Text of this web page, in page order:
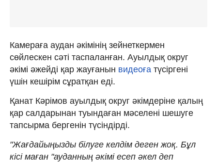
Камераға аудан әкімінің зейнеткермен
сөйлескен сәті таспаланған. Ауылдық округ
әкімі әжейді қар жауғанын видеоға түсіргені
үшін кешірім сұратқан еді.
Қанат Кәрімов ауылдық округ әкімдеріне қалың
қар салдарынан туындаған мәселені шешуге
тапсырма бергенін түсіндірді.
"Жағдайыңызды білуге келдім деген жоқ. Бұл
кісі маған "ауданның әкімі есеп әкел деп